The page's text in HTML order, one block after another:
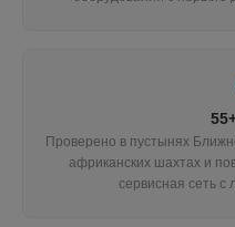
Проверено в пустынях
африканских шахтах и
сервисная сеть с